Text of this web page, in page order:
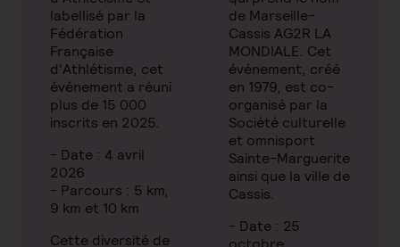
labellisé par la
Fédération
Française
d'Athlétisme, cet
événement a réuni
plus de 15 000
inscrits en 2025.
- Date : 4 avril
2026
- Parcours : 5 km,
9 km et 10 km
Cette diversité de
de Marseille-
Cassis AG2R LA
MONDIALE. Cet
événement, créé
en 1979, est co-
organisé par la
Société culturelle
et omnisport
Sainte-Marguerite
ainsi que la ville de
Cassis.
- Date : 25